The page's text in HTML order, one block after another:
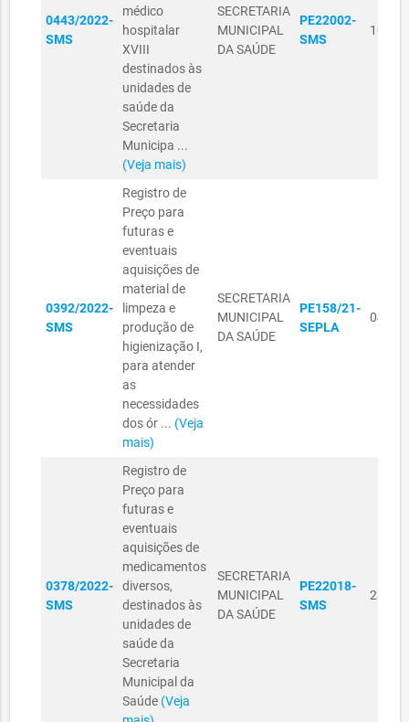
0443/2022-
SMS
médico
hospitalar
XVIII
destinados às
unidades de
saúde da
Secretaria
Municipa ...
(Veja mais)
SECRETARIA
MUNICIPAL
DA SAÚDE
PE22002-
SMS
10/
0392/2022-
SMS
Registro de
Preço para
futuras e
eventuais
aquisições de
material de
limpeza e
produção de
higienização I,
para atender
as
necessidades
dos ór ... (Veja
mais)
SECRETARIA
MUNICIPAL
DA SAÚDE
PE158/21-
SEPLA
04/
0378/2022-
SMS
Registro de
Preço para
futuras e
eventuais
aquisições de
medicamentos
diversos,
destinados às
unidades de
saúde da
Secretaria
Municipal da
Saúde (Veja
SECRETARIA
MUNICIPAL
DA SAÚDE
PE22018-
SMS
23/